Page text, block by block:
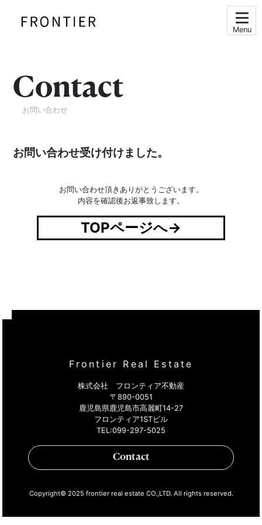
Menu
Contact
お問い合わせ
お問い合わせ受け付けました。
お問い合わせ頂きありがとうございます。
内容を確認後お返事致します。
TOPページへ→
Frontier Real Estate
株式会社 フロンティア不動産
〒890-0051
鹿児島県鹿児島市高麗町14-27
フロンティア1STビル
TEL:099-297-5025
Contact
Copyright© 2025 frontier real estate CO.,LTD. All rights reserved.